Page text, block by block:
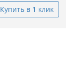
Купить в 1 клик